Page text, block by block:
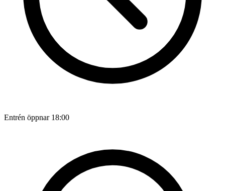
Entrén öppnar 18:00